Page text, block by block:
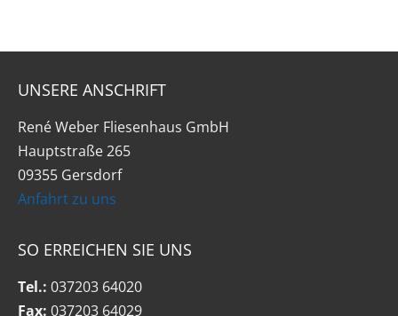
UNSERE ANSCHRIFT
René Weber Fliesenhaus GmbH
Hauptstraße 265
09355 Gersdorf
Anfahrt zu uns
SO ERREICHEN SIE UNS
Tel.: 037203 64020
Fax: 037203 64029